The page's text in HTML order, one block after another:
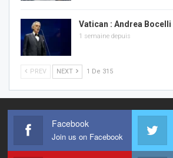
Vatican : Andrea
1 semaine depuis
PREV NEXT 1 De 315
Facebook
Join us on Facebook